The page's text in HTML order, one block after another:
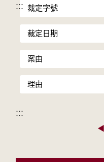
::: 裁定字號
裁定日期
案由
理由
:::
◀